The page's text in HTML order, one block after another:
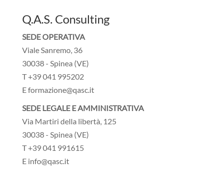
Q.A.S. Consulting
SEDE OPERATIVA
Viale Sanremo, 36
30038 - Spinea (VE)
T +39 041 995202
E formazione@qasc.it
SEDE LEGALE E AMMINISTRATIVA
Via Martiri della libertà, 125
30038 - Spinea (VE)
T +39 041 991615
E info@qasc.it